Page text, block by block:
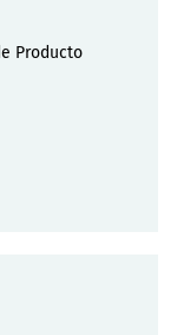
Producto